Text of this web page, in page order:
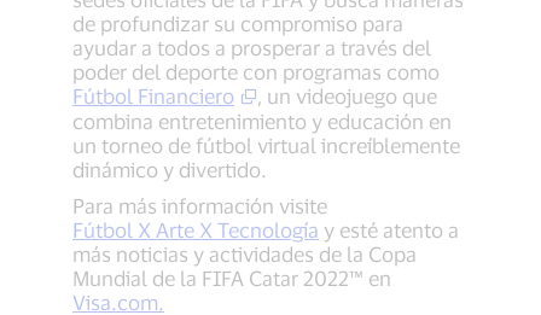
de profundizar su compromiso para
ayudar a todos a prosperar a través del
poder del deporte con programas como
Fútbol Financiero
, un videojuego que
combina entretenimiento y educación en
un torneo de fútbol virtual increíblemente
dinámico y divertido.
Para más información visite
Fútbol X Arte X Tecnología y esté atento a
más noticias y actividades de la Copa
Mundial de la FIFA Catar 2022™ en
Visa.com.